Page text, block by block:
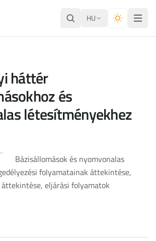
HU
háttér
és
létesítményekhez
Bázisállomások és nyomvonalas
folyamatainak áttekintése,
eljárási folyamatok